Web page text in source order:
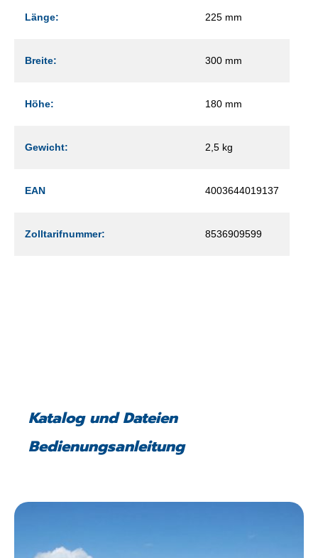
Länge: 225 mm
Breite: 300 mm
Höhe: 180 mm
Gewicht: 2,5 kg
EAN 4003644019137
Zolltarifnummer: 8536909599
Katalog und Dateien
Bedienungsanleitung